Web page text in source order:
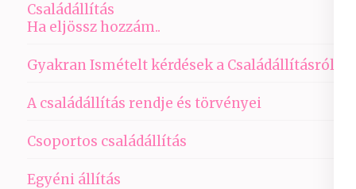
Családállítás
Ha eljössz hozzám..
Gyakran Ismételt kérdések a Családállításról
A családállítás rendje és törvényei
Csoportos családállítás
Egyéni állítás